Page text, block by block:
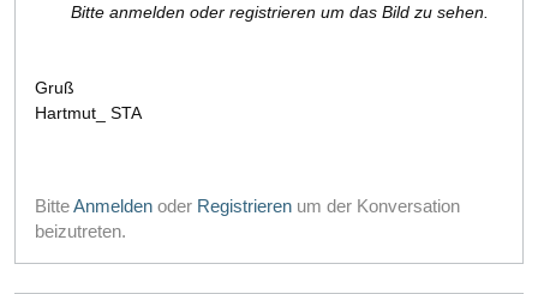
Bitte anmelden oder registrieren um das Bild zu sehen.
Gruß
Hartmut_ STA
BitteAnmelden oder Registrieren um der Konversation
beizutreten.